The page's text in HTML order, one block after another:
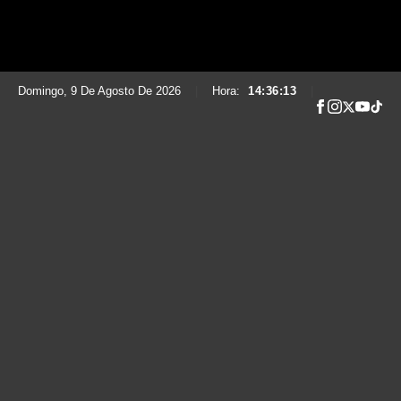
Domingo, 9 De Agosto De 2026 Hora: 14:36:15